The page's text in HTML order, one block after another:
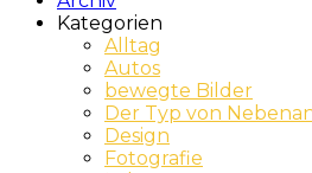
Kategorien
Alltag
Autos
bewegte Bilder
Der Typ von
Design
Fotografie